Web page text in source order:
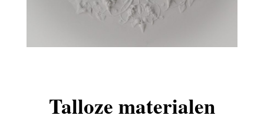
Talloze materialen